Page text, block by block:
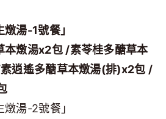
燉湯-1號餐」
本燉湯x2包 /素苓桂多醣草本
逍遙多醣草本燉湯(排)x2包 /
燉湯-2號餐」